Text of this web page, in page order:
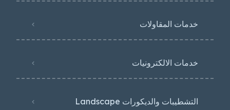
خدمات المقاولات
خدمات الالكترونيات
التشطيبات والديكورات Landscape